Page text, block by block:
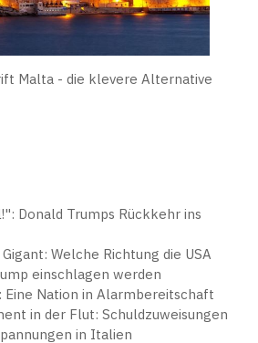
Malta - die klevere Alternative
Donald Trumps Rückkehr ins
Welche Richtung die USA
einschlagen werden
Eine Nation in Alarmbereitschaft
in der Flut: Schuldzuweisungen
in Italien